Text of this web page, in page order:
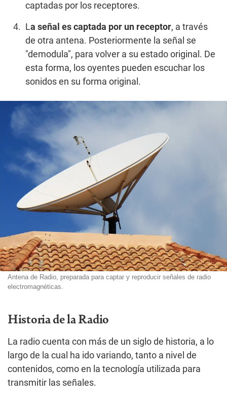
captadas por los receptores.
La señal es captada por un receptor, a través
de otra antena. Posteriormente la señal se
"demodula", para volver a su estado original. De
esta forma, los oyentes pueden escuchar los
sonidos en su forma original.
Antena de Radio, preparada para captar y reproducir señales de radio
electromagnéticas.
Historia de la Radio
La radio cuenta con más de un siglo de historia, a lo
largo de la cual ha ido variando, tanto a nivel de
contenidos, como en la tecnología utilizada para
transmitir las señales.